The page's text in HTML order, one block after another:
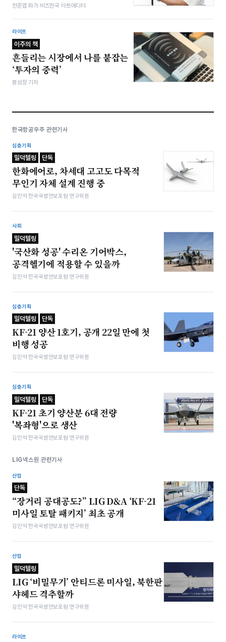
전준엽 화가·비즈한국 아트에디터
라이프
이주의 책
흔들리는 시장에서 나를 붙잡는
‘투자의 중력’
봉성창 기자
한국항공우주 관련기사
심층기획
밀덕텔링 단독
한화에어로, 차세대 고고도 다목적
무인기 자체 설계 진행 중
김민석 한국국방안보포럼 연구위원
사회
밀덕텔링
'국산화 성공' 수리온 기어박스,
공격헬기에 적용할 수 있을까
김민석 한국국방안보포럼 연구위원
심층기획
밀덕텔링 단독
KF-21 양산 1호기, 공개 22일 만에 첫
비행 성공
김민석 한국국방안보포럼 연구위원
심층기획
밀덕텔링 단독
KF-21 초기 양산분 6대 전량
'복좌형'으로 생산
김민석 한국국방안보포럼 연구위원
LIG넥스원 관련기사
산업
단독
“장거리 공대공도?” LIG D&A ‘KF-21
미사일 토탈 패키지’ 최초 공개
김민석 한국국방안보포럼 연구위원
산업
밀덕텔링
LIG ‘비밀무기’ 안티드론 미사일, 북한판
샤헤드 격추할까
김민석 한국국방안보포럼 연구위원
라이프